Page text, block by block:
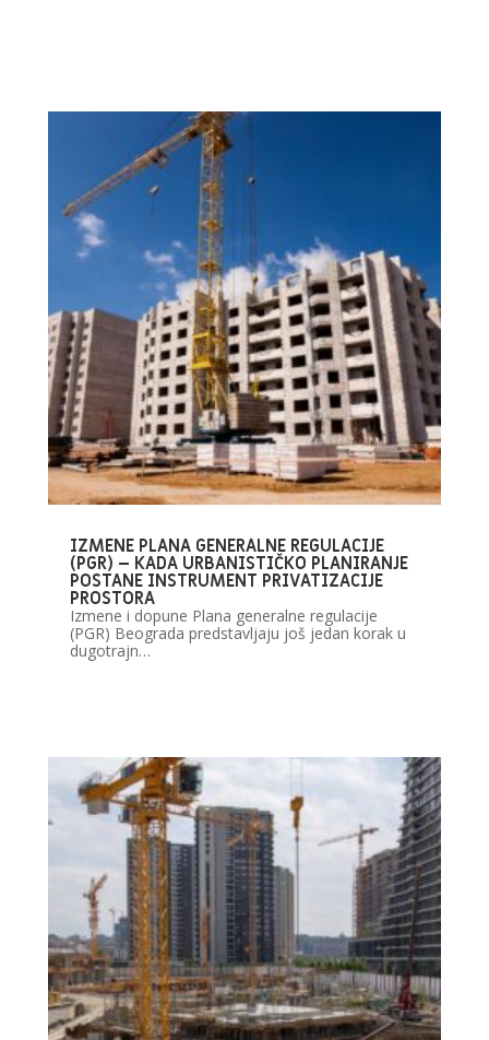
IZMENE PLANA GENERALNE REGULACIJE
(PGR) – KADA URBANISTIČKO PLANIRANJE
POSTANE INSTRUMENT PRIVATIZACIJE
PROSTORA
Izmene i dopune Plana generalne regulacije
(PGR) Beograda predstavljaju još jedan korak u
dugotrajn…